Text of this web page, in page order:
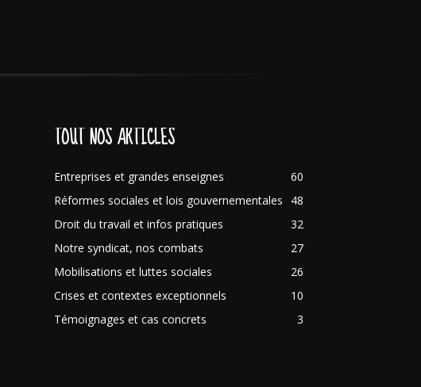
TOUT NOS ARTICLES
Entreprises et grandes enseignes
60
Réformes sociales et lois gouvernementales
48
Droit du travail et infos pratiques
32
Notre syndicat, nos combats
27
Mobilisations et luttes sociales
26
Crises et contextes exceptionnels
10
Témoignages et cas concrets
3